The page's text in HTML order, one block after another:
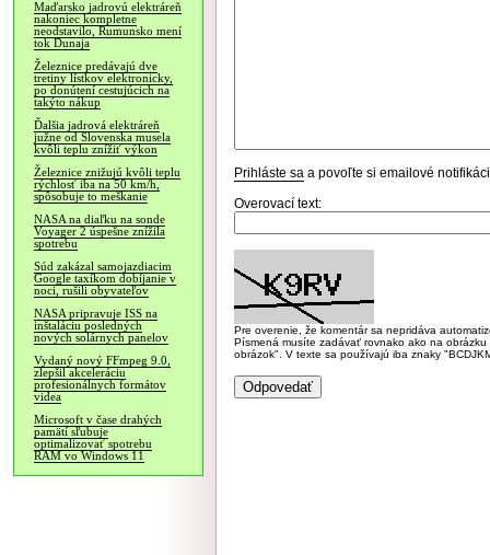
Maďarsko jadrovú elektráreň
nakoniec kompletne
neodstavilo, Rumunsko mení
tok Dunaja
Železnice predávajú dve
tretiny lístkov elektronicky,
po donútení cestujúcich na
takýto nákup
Ďalšia jadrová elektráreň
južne od Slovenska musela
kvôli teplu znížiť výkon
Železnice znižujú kvôli teplu
rýchlosť iba na 50 km/h,
spôsobuje to meškanie
NASA na diaľku na sonde
Voyager 2 úspešne znížila
spotrebu
Súd zakázal samojazdiacim
Google taxíkom dobíjanie v
noci, rušili obyvateľov
NASA pripravuje ISS na
inštaláciu posledných
nových solárnych panelov
Vydaný nový FFmpeg 9.0,
zlepšil akceleráciu
profesionálnych formátov
videa
Microsoft v čase drahých
pamätí sľubuje
optimalizovať spotrebu
RAM vo Windows 11
Prihláste sa a povoľte si emailové
Overovací text:
Pre overenie, že komentár sa nepridáva
Písmená musíte zadávať rovnako ako na
obrázok". V texte sa používajú iba znaky